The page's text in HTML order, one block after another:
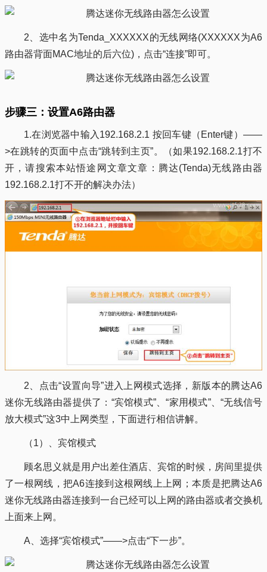
2、选中名为Tenda_XXXXXX的无线网络(XXXXXX为A6
路由器背面MAC地址的后六位)，点击“连接”即可。
步骤三：设置A6路由器
1.在浏览器中输入192.168.2.1 按回车键（Enter键）——
>在跳转的页面中点击“跳转到主页”。（如果192.168.2.1打不
开，请搜索本站悟途网文章文章：腾达(Tenda)无线路由器
192.168.2.1打不开的解决办法）
2、点击“设置向导”进入上网模式选择，新版本的腾达A6
迷你无线路由器提供了：“宾馆模式”、“家用模式”、“无线信号
放大模式”这3中上网类型，下面进行相信讲解。
（1）、宾馆模式
顾名思义就是用户出差住酒店、宾馆的时候，房间里提供
了一根网线，把A6连接到这根网线上上网；本质是把腾达A6
迷你无线路由器连接到一台已经可以上网的路由器或者交换机
上面来上网。
A、选择“宾馆模式”——>点击“下一步”。